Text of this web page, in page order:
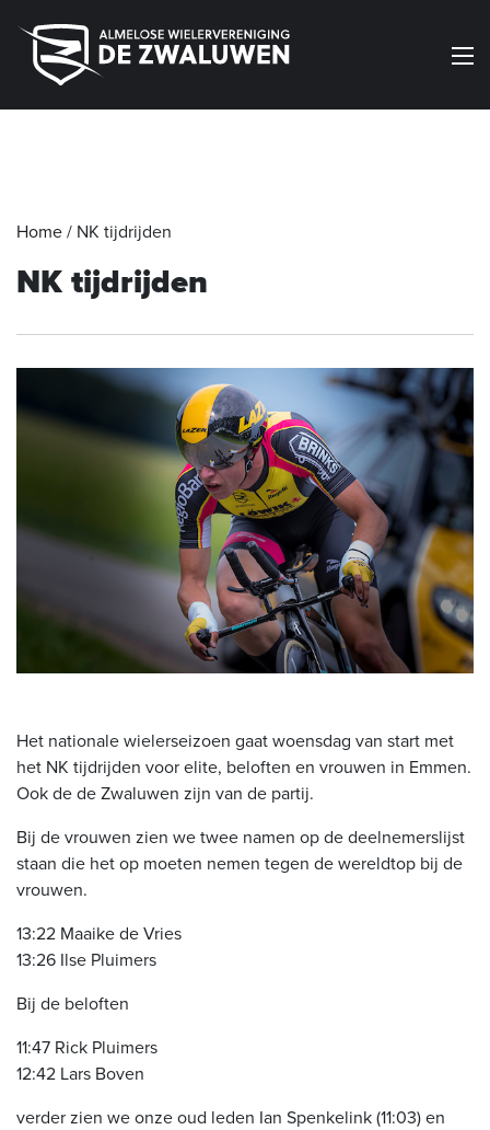
Home / NK tijdrijden
NK tijdrijden
Het nationale wielerseizoen gaat woensdag van start met
het NK tijdrijden voor elite, beloften en vrouwen in Emmen.
Ook de de Zwaluwen zijn van de partij.
Bij de vrouwen zien we twee namen op de deelnemerslijst
staan die het op moeten nemen tegen de wereldtop bij de
vrouwen.
13:22 Maaike de Vries
13:26 Ilse Pluimers
Bij de beloften
11:47 Rick Pluimers
12:42 Lars Boven
verder zien we onze oud leden Ian Spenkelink (11:03) en